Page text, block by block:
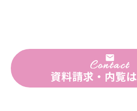
資料請求・内覧は